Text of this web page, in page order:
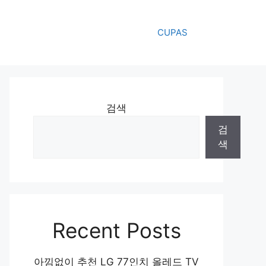
CUPAS
검색
검
색
Recent Posts
아낌없이 추천 LG 77인치 올레드 TV